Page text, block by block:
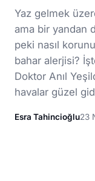
Yaz gelmek
ama bir yandan
peki nasıl
bahar alerjisi?
Doktor Anıl
havalar güzel
Esra Tahincioğlu23